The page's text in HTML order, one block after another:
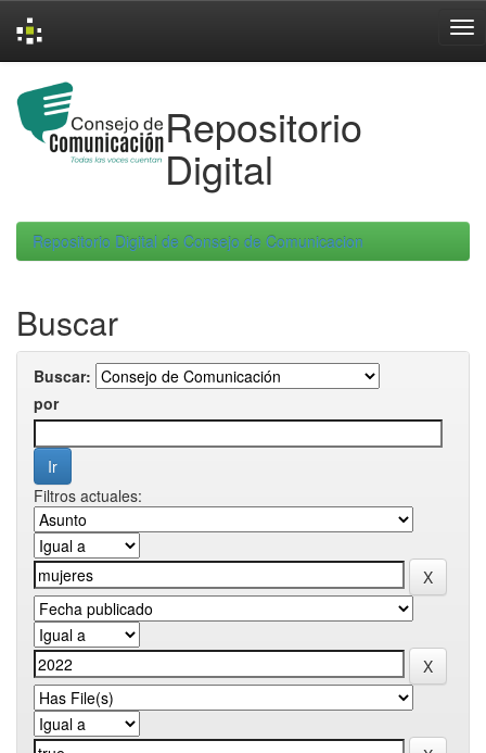
navigation
Repositorio
Digital
Repositorio Digital de Consejo de Comunicacion
Buscar
Buscar:
por
Filtros actuales: